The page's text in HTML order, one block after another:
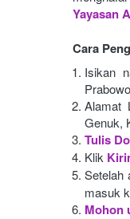
Yayasan
Cara
Isikan
Alamat
Genuk,
Tulis
Klik
Setelah
masuk
Mohon